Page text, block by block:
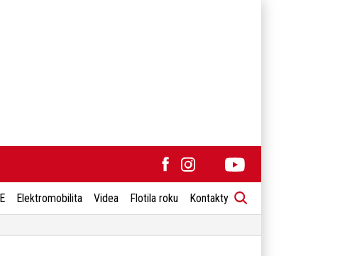
Elektromobilita Videa Flotila roku Kontakty